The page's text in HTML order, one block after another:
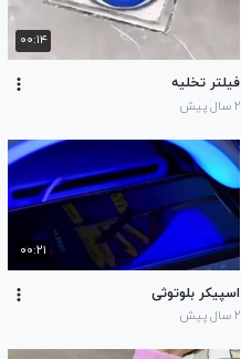
۰۰:۱۴
فیلتر تخلیه
۲ سال پیش
۰۰:۲۱
اسپیکر بلوتوثی
۲ سال پیش